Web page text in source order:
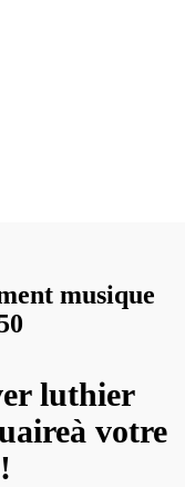
musique
luthier
votre